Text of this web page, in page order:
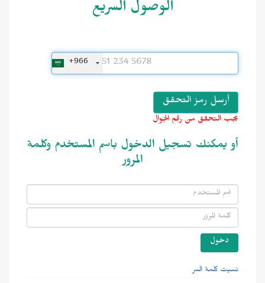
الوصول السريع
+966
يجب التحقق من رقم الجوال
أو يمكنك تسجيل الدخول باسم المستخدم وكلمة
المرور
نسيت كلمة السر